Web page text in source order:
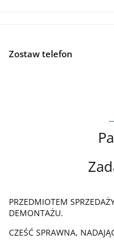
Zostaw telefon
PRZEDMIOTEM
DEMONTAŻU.
CZEŚĆ SPRAWNA,